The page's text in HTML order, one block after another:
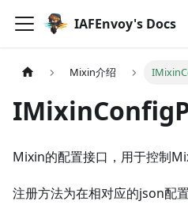
IAFEnvoy's Docs
Mixin介绍
Mixin的配置接口，用于控制
注册方法为在相对应的json配